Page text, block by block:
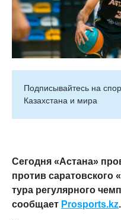
Подписывайтесь на
Казахстана и мира
Сегодня «Астана»
против саратовского
тура регулярного
сообщает Prosports.kz.